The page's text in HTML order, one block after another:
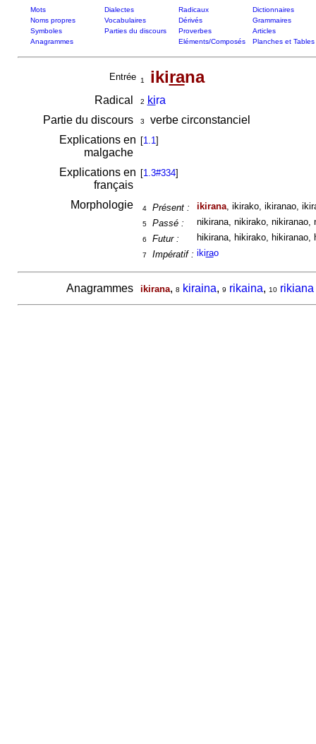
Mots Dialectes Radicaux
Dictionnaires
Noms propres
Vocabulaires Dérivés
Grammaires
Symboles
Parties du discours Proverbes
Articles
Anagrammes
Eléments/Composés Planches et Tables
Entrée 1 ikirana
Radical 2 kira
Partie du discours
3
verbe circonstanciel
Explications en
malgache
[1.1]
Explications en
français
[1.3#334]
Morphologie 4 Présent : ikirana, ikirako, ikiranao,
5 Passé : nikirana, nikirako, nikiranao,
6 Futur : hikirana, hikirako,
7 Impératif : ikirao
Anagrammes ikirana, 8 kiraina, 9 rikaina, 10 rikiana